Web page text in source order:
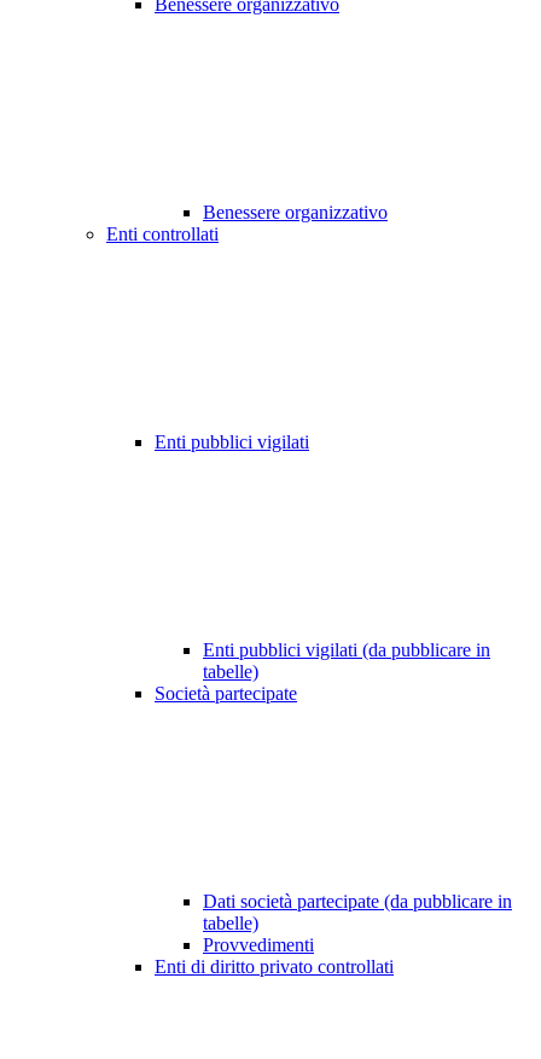
Benessere organizzativo
Benessere organizzativo
Enti controllati
Enti pubblici vigilati
Enti pubblici vigilati (da pubblicare in
tabelle)
Società partecipate
Dati società partecipate (da pubblicare in
tabelle)
Provvedimenti
Enti di diritto privato controllati